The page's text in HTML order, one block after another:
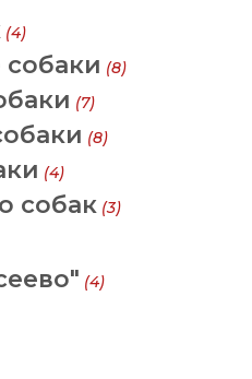
(4)
(8)
(7)
(8)
(4)
собак (3)
(4)